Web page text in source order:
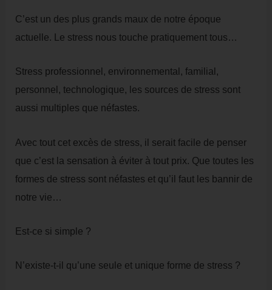
C’est un des plus grands maux de notre époque
actuelle. Le stress nous touche pratiquement tous…
Stress professionnel, environnemental, familial,
personnel, technologique, les sources de stress sont
aussi multiples que néfastes.
Avec tout cet excès de stress, il serait facile de penser
que c’est la sensation à éviter à tout prix. Que toutes les
formes de stress sont néfastes et qu’il faut les bannir de
notre vie…
Est-ce si simple ?
N’existe-t-il qu’une seule et unique forme de stress ?